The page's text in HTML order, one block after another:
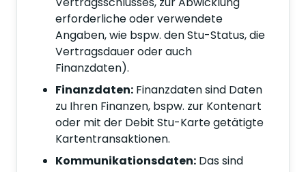
erforderliche oder verwendete
Angaben, wie bspw. den Stu-Status, die
Vertragsdauer oder auch
Finanzdaten).
Finanzdaten: Finanzdaten sind Daten
zu Ihren Finanzen, bspw. zur Kontenart
oder mit der Debit Stu-Karte getätigte
Kartentransaktionen.
Kommunikationsdaten: Das sind